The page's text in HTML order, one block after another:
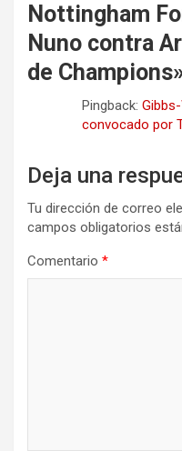
Nottingham
Nuno contra
de Champions
Pingback:
convocado por
Deja una
Tu dirección de correo
campos obligatorios
Comentario *